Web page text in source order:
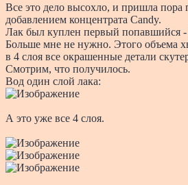
Все это дело высохло, и пришла пора
добавлением концентрата Candy.
Лак был куплен первый попавшийся -
Больше мне не нужно. Этого объема
в 4 слоя все окрашенные детали
Смотрим, что получилось.
Вод один слой лака:
А это уже все 4 слоя.